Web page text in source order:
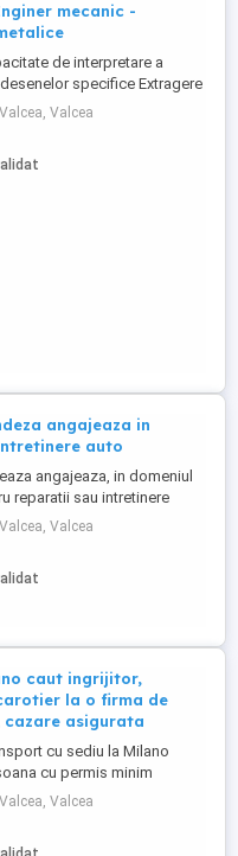
mecanic -
de interpretare a
specifice Extragere
pentru executie Pregatire
pentru produsele noi,
si schimbarile
modificarile
Valcea
angajeaza in
auto
angajeaza, in domeniul
reparatii sau intretinere
vulcanizatori, in domeniul
detalii la telefon sau
Valcea
caut ingrijitor,
la o firma de
asigurata
cu sediu la Milano
cu permis minim
lucru ca piatalist,
cunostinte baza in
coordonator garaj.
Valcea